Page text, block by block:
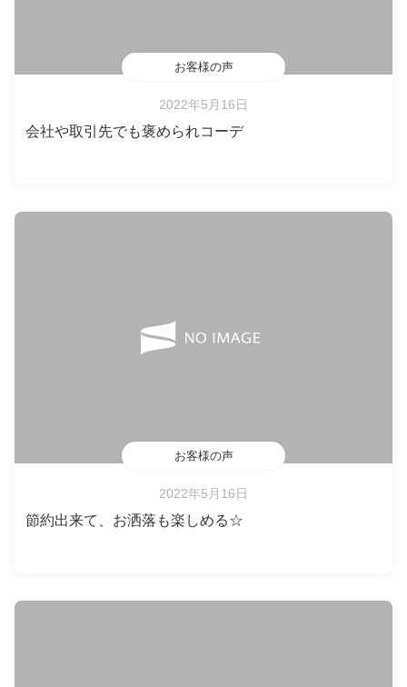
お客様の声
2022年5月16日
会社や取引先でも褒められコーデ
お客様の声
2022年5月16日
節約出来て、お洒落も楽しめる☆